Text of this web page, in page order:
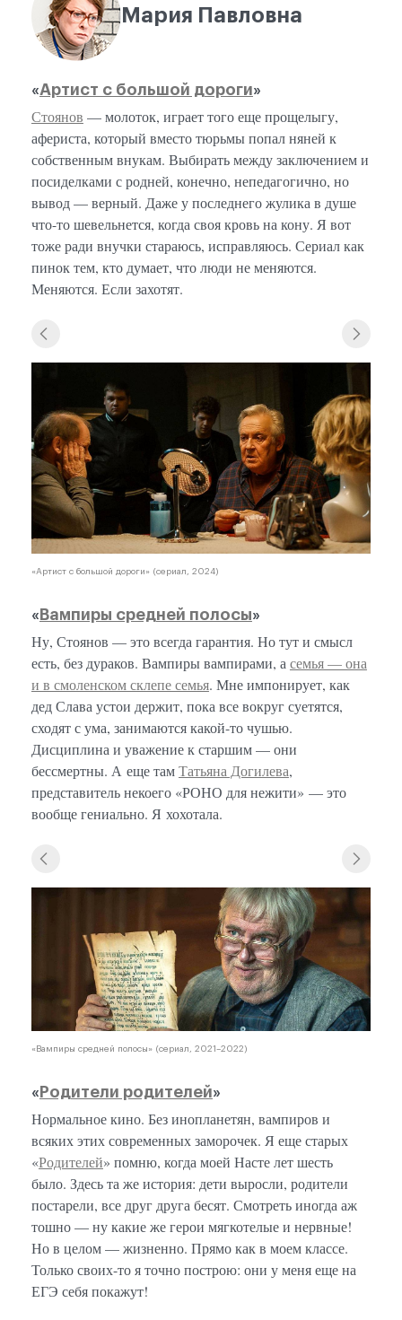
Мария Павловна
«Артист с большой дороги»
Стоянов — молоток, играет того еще прощелыгу,
афериста, который вместо тюрьмы попал няней к
собственным внукам. Выбирать между заключением и
посиделками с родней, конечно, непедагогично, но
вывод — верный. Даже у последнего жулика в душе
что-то шевельнется, когда своя кровь на кону. Я вот
тоже ради внучки стараюсь, исправляюсь. Сериал как
пинок тем, кто думает, что люди не меняются.
Меняются. Если захотят.
«Артист с большой дороги» (сериал, 2024)
« Вампиры средней полосы»
Ну, Стоянов — это всегда гарантия. Но тут и смысл
есть, без дураков. Вампиры вампирами, а семья — она
и в смоленском склепе семья. Мне импонирует, как
дед Слава устои держит, пока все вокруг суетятся,
сходят с ума, занимаются какой-то чушью.
Дисциплина и уважение к старшим — они
бессмертны. А еще тамТатьяна Догилева,
представитель некоего «РОНО для нежити» — это
вообще гениально. Я хохотала.
«Вампиры средней полосы» (сериал, 2021–2022)
« Родители родителей»
Нормальное кино. Без инопланетян, вампиров и
всяких этих современных заморочек. Я еще старых
«Родителей» помню, когда моей Насте лет шесть
было. Здесь та же история: дети выросли, родители
постарели, все друг друга бесят. Смотреть иногда аж
тошно — ну какие же герои мягкотелые и нервные!
Но в целом — жизненно. Прямо как в моем классе.
Только своих-то я точно построю: они у меня еще на
ЕГЭ себя покажут!